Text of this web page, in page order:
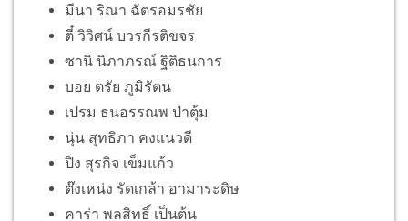
มีนา ริณา ฉัตรอมรชัย
ตี๋ วิวิศน์ บวรกีรติขจร
ซานิ นิภาภรณ์ ฐิติธนการ
บอย ตรัย ภูมิรัตน
เปรม ธนอรรณพ ป่าตุ้ม
นุ่น สุทธิภา คงแนวดี
ปิง สุรกิจ เข็มแก้ว
ต๊งเหน่ง รัดเกล้า อามาระดิษ
คาร่า พลสิทธิ์ เป็นต้น